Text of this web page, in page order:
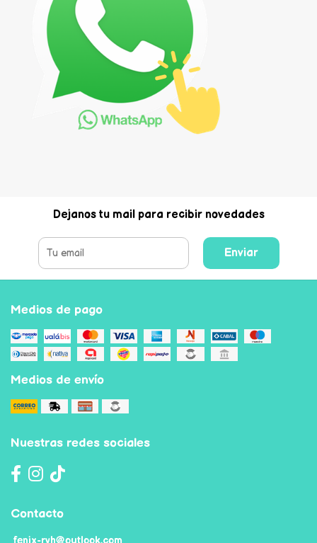
Dejanos tu mail para recibir novedades
Enviar
Medios de pago
Medios de envío
Nuestras redes sociales
Contacto